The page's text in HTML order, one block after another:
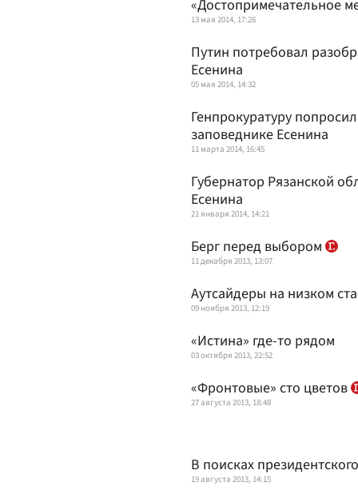
«Достопримечательное
13 мая 2014, 17:26
Путин потребовал
Есенина
05 мая 2014, 14:32
Генпрокуратуру
заповеднике Есенина
11 марта 2014, 16:45
Губернатор Рязанской
Есенина
21 января 2014, 14:21
Берг перед выбором
11 декабря 2013, 13:07
Аутсайдеры на низком
09 ноября 2013, 12:19
«Истина» где-то рядом
03 октября 2013, 22:52
«Фронтовые» сто цветов
27 августа 2013, 18:48
В поисках
19 августа 2013, 14:15